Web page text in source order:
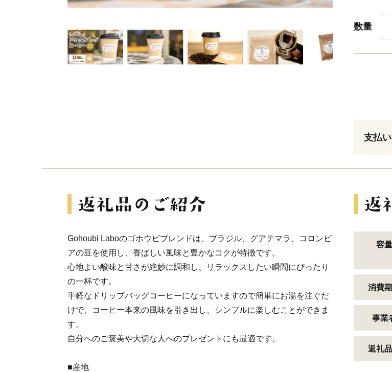
数量
支払
Gohoubi Laboのゴホウビブレンドは、ブラジル、グアテマラ、コロンビ
アの豆を使用し、香ばしい風味と豊かなコクが特徴です。
心地よい酸味と甘さが絶妙に調和し、リラックスしたい瞬間にぴったり
の一杯です。
手軽なドリップバッグコーヒーになっていますので簡単にお湯を注ぐだ
けで、コーヒー本来の風味を引き出し、シンプルに楽しむことができま
す。
自分へのご褒美や大切な人へのプレゼントにも最適です。
■産地
容量
消費
事業
返礼